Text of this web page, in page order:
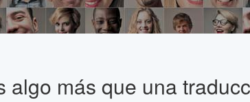
algo más que una